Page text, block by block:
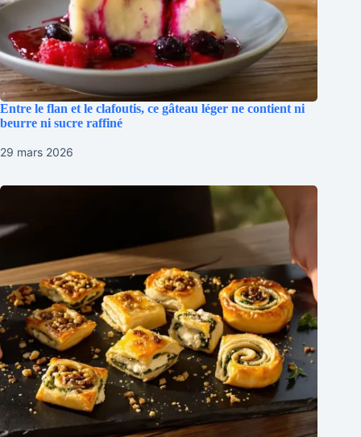
Entre le flan et le clafoutis, ce gâteau léger ne contient ni
beurre ni sucre raffiné
29 mars 2026